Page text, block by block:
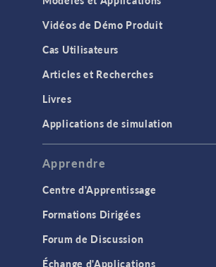
Vidéos de Démo Produit
Cas Utilisateurs
Articles et Recherches
Livres
Applications de simulation
Apprendre
Centre d'Apprentissage
Formations Dirigées
Forum de Discussion
Échange d'Applications